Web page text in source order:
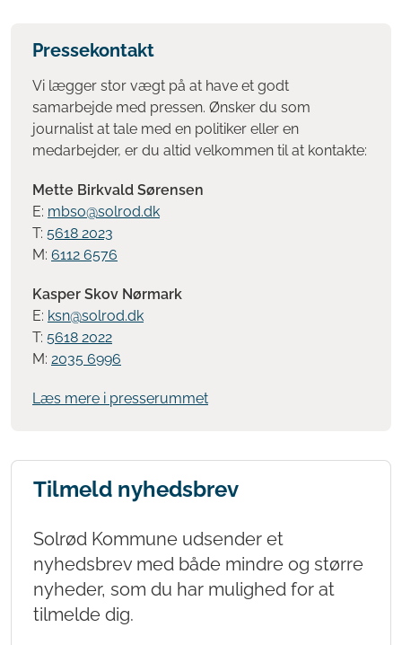
Pressekontakt
Vi lægger stor vægt på at have et godt
samarbejde med pressen. Ønsker du som
journalist at tale med en politiker eller en
medarbejder, er du altid velkommen til at kontakte:
Mette Birkvald Sørensen
E: mbso@solrod.dk
T: 5618 2023
M: 6112 6576
Kasper Skov Nørmark
E: ksn@solrod.dk
T: 5618 2022
M: 2035 6996
Læs mere i presserummet
Tilmeld nyhedsbrev
Solrød Kommune udsender et
nyhedsbrev med både mindre og større
nyheder, som du har mulighed for at
tilmelde dig.